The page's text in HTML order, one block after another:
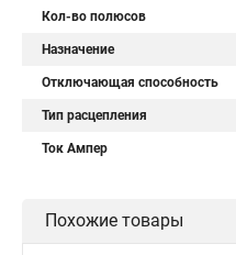
Кол-во полюсов
Назначение
Отключающая способность
Тип расцепления
Ток Ампер
Похожие товары